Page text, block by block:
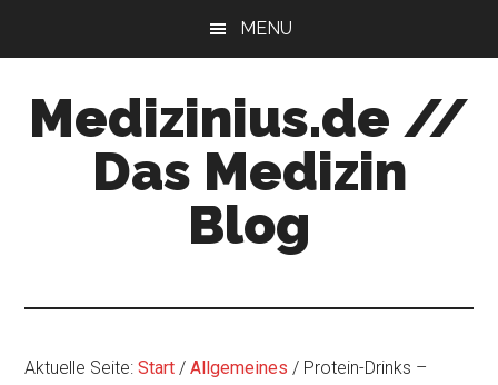
MENU
Medizinius.de //
Das Medizin
Blog
Aktuelle Seite:Start / Allgemeines / Protein-Drinks –